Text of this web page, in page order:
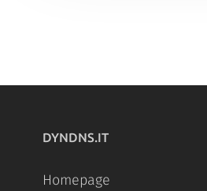
DYNDNS.IT
Homepage